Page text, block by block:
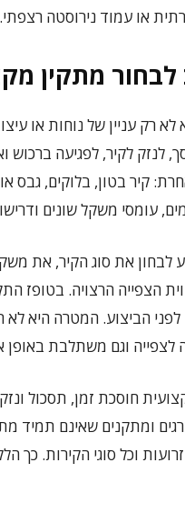
או עמוד נירוסטה רצפתי.
מתקין
לא רק עניין של נוחות או
לנזק לקיר, לפגיעה ברכוש
קיר בטון, בלוקים, גבס
עומסי משקל שונים
לבחון את סוג הקיר, את
הצפייה הרצויה. בטופז
הביצוע. המטרה היא
לצפייה וגם משתלבת
חוסכת זמן, תסכול
ומתקנים שאינם תמיד
וכל סוגי הקירות.